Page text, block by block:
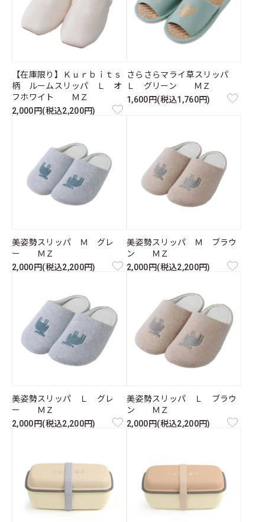
【在庫限り】Ｋｕｒｂｉｔｓ
柄 ルームスリッパ Ｌ オ
フホワイト ＭＺ
2,000円(税込2,200円)
さらさらマライ草スリッパ
Ｌ グリーン ＭＺ
1,600円(税込1,760円)
美姿勢スリッパ Ｍ グレ
ー ＭＺ
2,000円(税込2,200円)
美姿勢スリッパ Ｍ ブラウ
ン ＭＺ
2,000円(税込2,200円)
美姿勢スリッパ Ｌ グレ
ー ＭＺ
2,000円(税込2,200円)
美姿勢スリッパ Ｌ ブラウ
ン ＭＺ
2,000円(税込2,200円)